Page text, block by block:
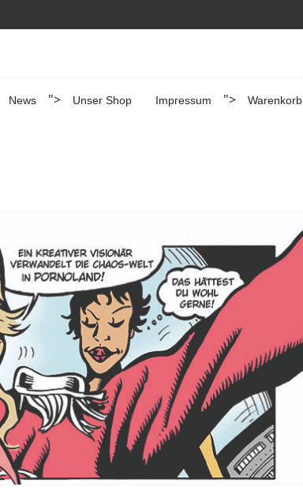
News "> Unser Shop Impressum "> Warenkorb